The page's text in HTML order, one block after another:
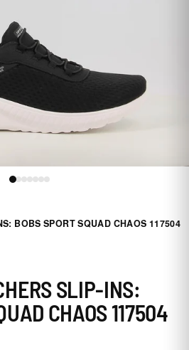
BOBS SPORT SQUAD CHAOS 117504
SLIP-INS:
CHAOS 117504